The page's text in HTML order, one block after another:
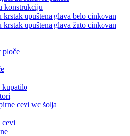
konstrukciju
upuštena glava belo cinkovan
upuštena glava žuto cinkovan
ploče
kupatilo
cevi wc šolja
cevi